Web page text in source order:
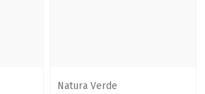
Natura Verde